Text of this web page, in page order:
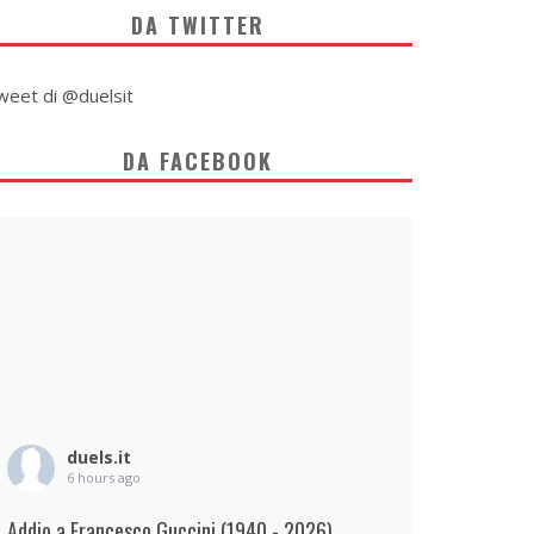
DA TWITTER
di @duelsit
DA FACEBOOK
duels.it
6 hours ago